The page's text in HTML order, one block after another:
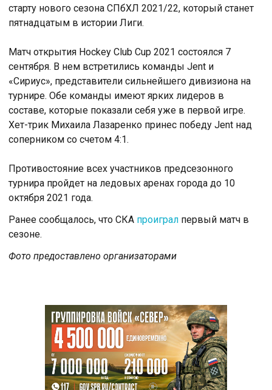
старту нового сезона СПбХЛ 2021/22, который станет
пятнадцатым в истории Лиги.
Матч открытия Hockey Club Cup 2021 состоялся 7
сентября. В нем встретились команды Jent и
«Сириус», представители сильнейшего дивизиона на
турнире. Обе команды имеют ярких лидеров в
составе, которые показали себя уже в первой игре.
Хет-трик Михаила Лазаренко принес победу Jent над
соперником со счетом 4:1.
Противостояние всех участников предсезонного
турнира пройдет на ледовых аренах города до 10
октября 2021 года.
Ранее сообщалось, что СКА проиграл первый матч в
сезоне.
Фото предоставлено организаторами